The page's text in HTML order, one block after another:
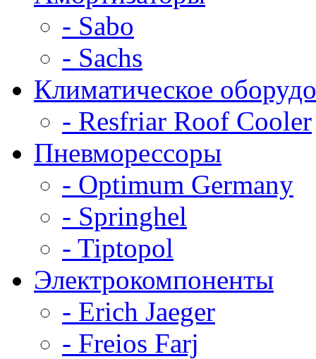
- Sabo
- Sachs
Климатическое
- Resfriar Roof Cooler
Пневморессоры
- Optimum Germany
- Springhel
- Tiptopol
Электрокомпоненты
- Erich Jaeger
- Freios Farj